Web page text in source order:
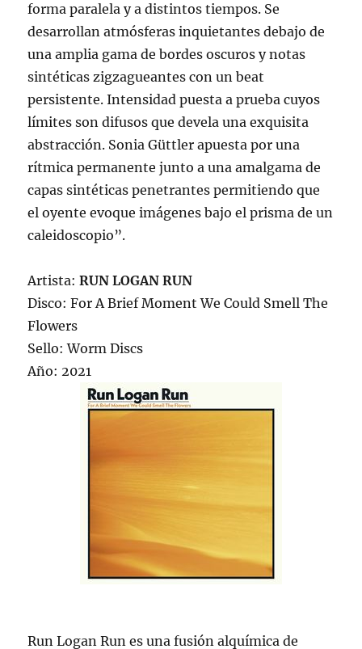
forma paralela y a distintos tiempos. Se
desarrollan atmósferas inquietantes debajo de
una amplia gama de bordes oscuros y notas
sintéticas zigzagueantes con un beat
persistente. Intensidad puesta a prueba cuyos
límites son difusos que devela una exquisita
abstracción. Sonia Güttler apuesta por una
rítmica permanente junto a una amalgama de
capas sintéticas penetrantes permitiendo que
el oyente evoque imágenes bajo el prisma de un
caleidoscopio”.
Artista:RUN LOGAN RUN
Disco: For A Brief Moment We Could Smell The
Flowers
Sello: Worm Discs
Año: 2021
Run Logan Run es una fusión alquímica de